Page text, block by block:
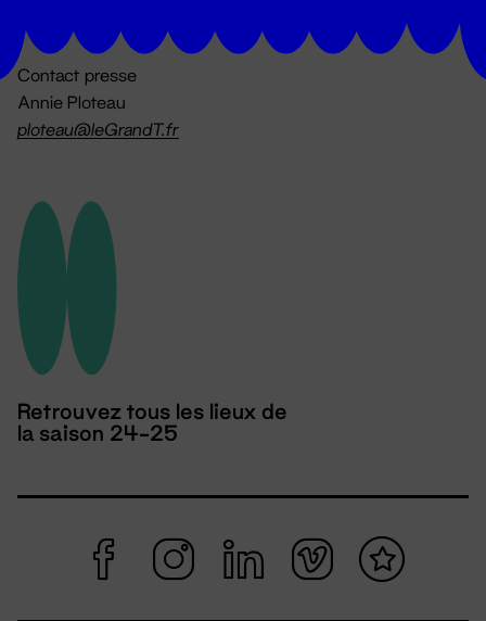
Contact presse
Annie Ploteau
ploteau@leGrandT.fr
Retrouvez tous les lieux de
la saison 24-25